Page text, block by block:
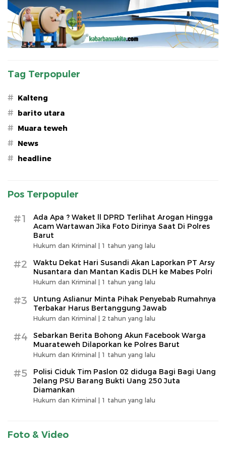
Tag Terpopuler
# Kalteng
# barito utara
# Muara teweh
# News
# headline
Pos Terpopuler
#1
Ada Apa ? Waket ll DPRD Terlihat Arogan Hingga
Acam Wartawan Jika Foto Dirinya Saat Di Polres
Barut
Hukum dan Kriminal | 1 tahun yang lalu
#2
Waktu Dekat Hari Susandi Akan Laporkan PT Arsy
Nusantara dan Mantan Kadis DLH ke Mabes Polri
Hukum dan Kriminal | 1 tahun yang lalu
#3
Untung Aslianur Minta Pihak Penyebab Rumahnya
Terbakar Harus Bertanggung Jawab
Hukum dan Kriminal | 2 tahun yang lalu
#4
Sebarkan Berita Bohong Akun Facebook Warga
Muarateweh Dilaporkan ke Polres Barut
Hukum dan Kriminal | 1 tahun yang lalu
#5
Polisi Ciduk Tim Paslon 02 diduga Bagi Bagi Uang
Jelang PSU Barang Bukti Uang 250 Juta
Diamankan
Hukum dan Kriminal | 1 tahun yang lalu
Foto & Video